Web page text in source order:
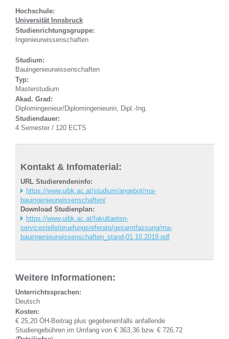
Hochschule:
Universität Innsbruck
Studienrichtungsgruppe:
Ingenieurwissenschaften
Studium:
Bauingenieurwissenschaften
Typ:
Masterstudium
Akad. Grad:
Diplomingenieur/Diplomingenieurin, Dipl.-Ing.
Studiendauer:
4 Semester / 120 ECTS
Kontakt & Infomaterial:
URL Studierendeninfo:
https://www.uibk.ac.at/studium/angebot/ma-
bauingenieurwissenschaften/
Download Studienplan:
https://www.uibk.ac.at/fakultaeten-
servicestelle/pruefungsreferate/gesamtfassung/ma-
bauingenieurwissenschaften_stand-01.10.2019.pdf
Weitere Informationen:
Unterrichtssprachen:
Deutsch
Kosten:
€ 25,20 ÖH-Beitrag plus gegebenenfalls anfallende
Studiengebühren im Umfang von € 363,36 bzw. € 726,72